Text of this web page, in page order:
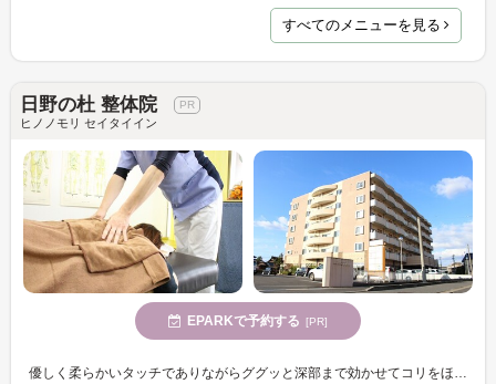
すべてのメニューを見る
日野の杜 整体院
ヒノノモリ セイタイイン
EPARKで予約する [PR]
優しく柔らかいタッチでありながらググッと深部まで効かせてコリをほぐすこだわりを追求した技術で、老若男女問わずリラックスして受けていただけます♪